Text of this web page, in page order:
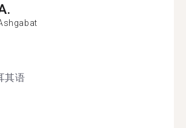
其语